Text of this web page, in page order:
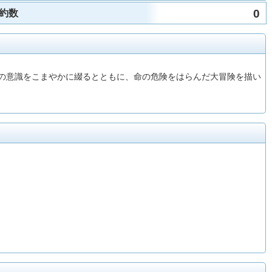
数 0
識をこまやかに綴るとともに、命の危険をはらんだ大冒険を描い